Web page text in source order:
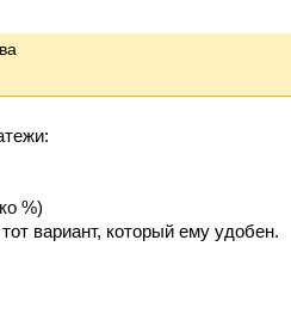
%)
вариант, который ему удобен.